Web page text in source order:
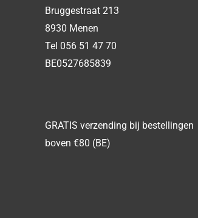
Bruggestraat 213
8930 Menen
Tel 056 51 47 70
BE0527685839
GRATIS verzending bij bestellingen
boven €80 (BE)